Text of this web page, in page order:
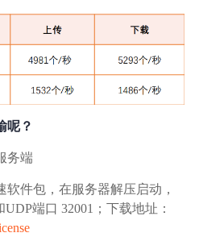
呢？
务端
件包，在服务器解压启动，
端口 32001；下载地址：